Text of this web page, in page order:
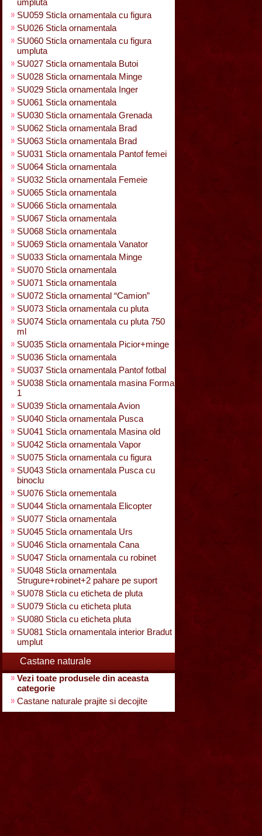
umpluta
SU059 Sticla ornamentala cu figura
SU026 Sticla ornamentala
SU060 Sticla ornamentala cu figura
umpluta
SU027 Sticla ornamentala Butoi
SU028 Sticla ornamentala Minge
SU029 Sticla ornamentala Inger
SU061 Sticla ornamentala
SU030 Sticla ornamentala Grenada
SU062 Sticla ornamentala Brad
SU063 Sticla ornamentala Brad
SU031 Sticla ornamentala Pantof femei
SU064 Sticla ornamentala
SU032 Sticla ornamentala Femeie
SU065 Sticla ornamentala
SU066 Sticla ornamentala
SU067 Sticla ornamentala
SU068 Sticla ornamentala
SU069 Sticla ornamentala Vanator
SU033 Sticla ornamentala Minge
SU070 Sticla ornamentala
SU071 Sticla ornamentala
SU072 Sticla ornamental “Camion”
SU073 Sticla ornamentala cu pluta
SU074 Sticla ornamentala cu pluta 750
ml
SU035 Sticla ornamentala Picior+minge
SU036 Sticla ornamentala
SU037 Sticla ornamentala Pantof fotbal
SU038 Sticla ornamentala masina Forma
1
SU039 Sticla ornamentala Avion
SU040 Sticla ornamentala Pusca
SU041 Sticla ornamentala Masina old
SU042 Sticla ornamentala Vapor
SU075 Sticla ornamentala cu figura
SU043 Sticla ornamentala Pusca cu
binoclu
SU076 Sticla ornementala
SU044 Sticla ornamentala Elicopter
SU077 Sticla ornamentala
SU045 Sticla ornamentala Urs
SU046 Sticla ornamentala Cana
SU047 Sticla ornamentala cu robinet
SU048 Sticla ornamentala
Strugure+robinet+2 pahare pe suport
SU078 Sticla cu eticheta de pluta
SU079 Sticla cu eticheta pluta
SU080 Sticla cu eticheta pluta
SU081 Sticla ornamentala interior Bradut
umplut
Castane naturale
Vezi toate produsele din aceasta
categorie
Castane naturale prajite si decojite